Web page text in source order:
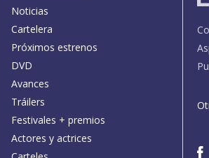
Noticias
Cartelera
Próximos estrenos
DVD
Avances
Tráilers
Festivales + premios
Actores y actrices